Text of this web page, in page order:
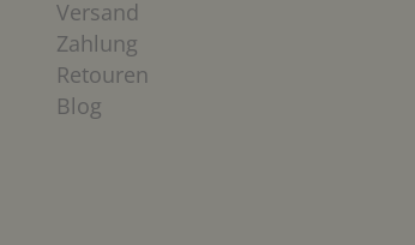
Versand
Zahlung
Retouren
Blog